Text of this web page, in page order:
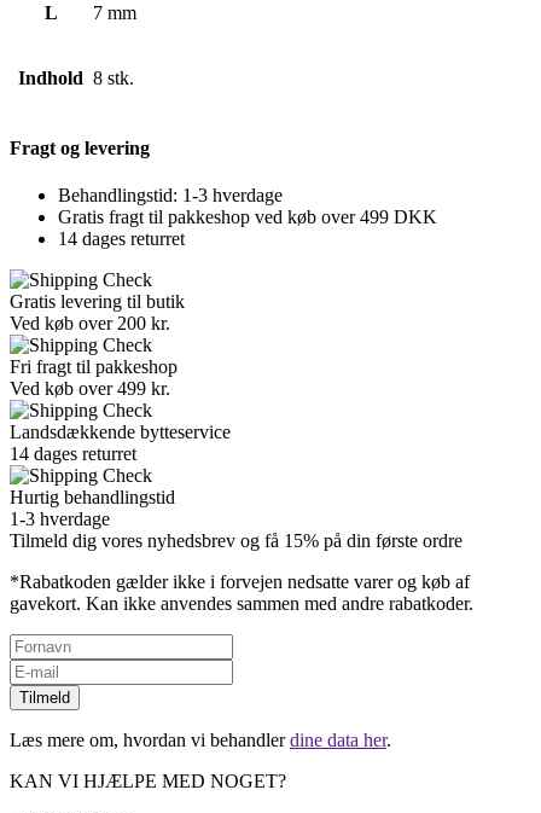
L 7 mm
Indhold 8 stk.
Fragt og levering
Behandlingstid: 1-3 hverdage
Gratis fragt til pakkeshop ved køb over 499 DKK
14 dages returret
Gratis levering til butik
Ved køb over 200 kr.
Fri fragt til pakkeshop
Ved køb over 499 kr.
Landsdækkende bytteservice
14 dages returret
Hurtig behandlingstid
1-3 hverdage
Tilmeld dig vores nyhedsbrev og få 15% på din første ordre
*Rabatkoden gælder ikke i forvejen nedsatte varer og køb af
gavekort. Kan ikke anvendes sammen med andre rabatkoder.
Tilmeld
Læs mere om, hvordan vi behandlerdine data her.
KAN VI HJÆLPE MED NOGET?